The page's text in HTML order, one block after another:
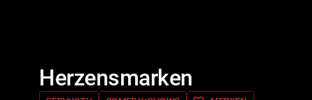
Herzensmarken